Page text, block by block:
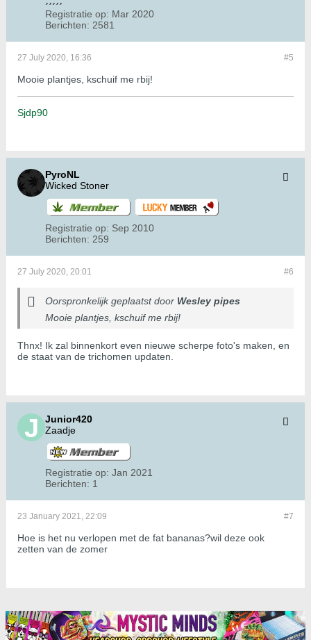
Registratie op: Mar 2020
Berichten: 2581
#5
27 July 2020, 16:36
Mooie plantjes, kschuif me rbij!
Sjdp90
PyroNL
Wicked Stoner
Registratie op: Sep 2010
Berichten: 259
#6
27 July 2020, 20:01
Oorspronkelijk geplaatst door Wesley pipes
Mooie plantjes, kschuif me rbij!
Thnx! Ik zal binnenkort even nieuwe scherpe foto's maken, en
de staat van de trichomen updaten.
Junior420
Zaadje
Registratie op: Jan 2021
Berichten: 1
#7
23 January 2021, 22:09
Hoe is het nu verlopen met de fat bananas?wil deze ook
zetten van de zomer